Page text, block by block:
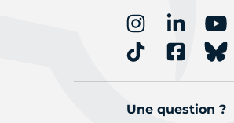
Une question ?